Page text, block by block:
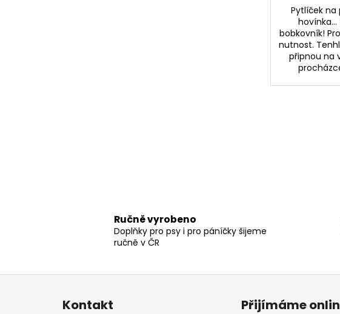
Pytlíček na
bobkovník!
nutnost.
připnou na
Ručně vyrobeno
Doplňky pro psy i pro páníčky šijeme
ručně v ČR
Z
Kontakt Přijímáme